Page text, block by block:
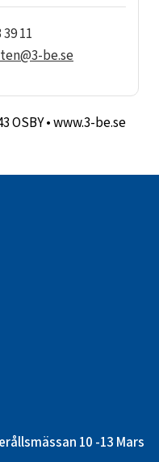
39 11
be.se
OSBY•www.3-be.se
10 -13 Mars